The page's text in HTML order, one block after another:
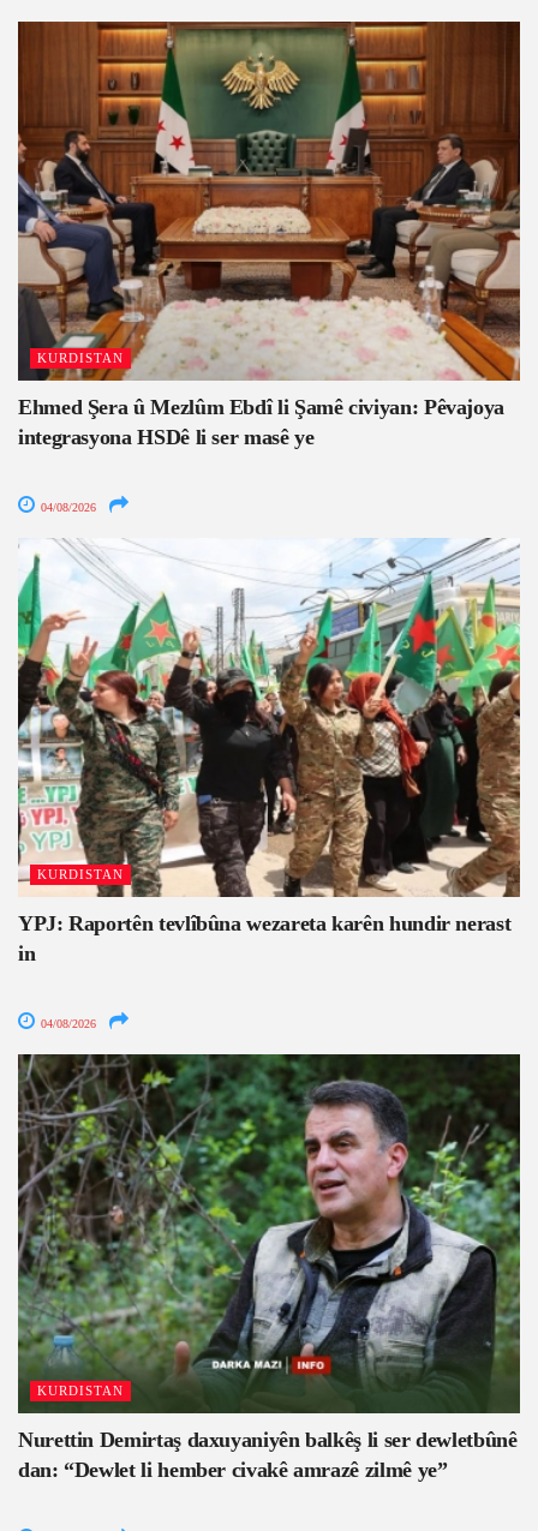
KURDISTAN
Ehmed Şera û Mezlûm Ebdî li Şamê civiyan: Pêvajoya
integrasyona HSDê li ser masê ye
04/08/2026
KURDISTAN
YPJ: Raportên tevlîbûna wezareta karên hundir nerast
in
04/08/2026
KURDISTAN
Nurettin Demirtaş daxuyaniyên balkêş li ser dewletbûnê
dan: “Dewlet li hember civakê amrazê zilmê ye”